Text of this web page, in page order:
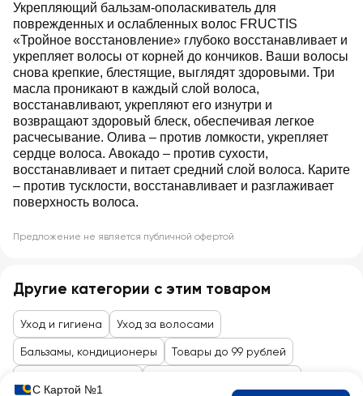
Укрепляющий бальзам-ополаскиватель для
поврежденных и ослабленных волос FRUCTIS
«Тройное восстановление» глубоко восстанавливает и
укрепляет волосы от корней до кончиков. Ваши волосы
снова крепкие, блестящие, выглядят здоровыми. Три
масла проникают в каждый слой волоса,
восстанавливают, укрепляют его изнутри и
возвращают здоровый блеск, обеспечивая легкое
расчесывание. Олива – против ломкости, укрепляет
сердце волоса. Авокадо – против сухости,
восстанавливает и питает средний слой волоса. Карите
– против тусклости, восстанавливает и разглаживает
поверхность волоса.
Предложение не является публичной офертой
Другие категории с этим товаром
Уход и гигиена Уход за волосами
Бальзамы, кондиционеры Товары до 99 рублей
С Картой №1